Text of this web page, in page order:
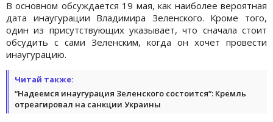
В основном обсуждается 19 мая, как наиболее вероятная
дата инаугурации Владимира Зеленского. Кроме того,
один из присутствующих указывает, что сначала стоит
обсудить с сами Зеленским, когда он хочет провести
инаугурацию.
Читай также:
“Надеемся инаугурация Зеленского состоится“: Кремль
отреагировал на санкции Украины